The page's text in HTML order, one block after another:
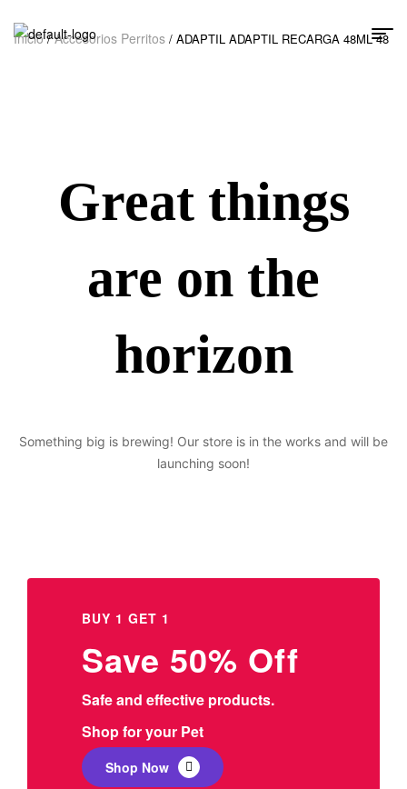
Inicio/Accesorios Perritos / ADAPTIL ADAPTIL RECARGA 48ML 48
Great things
are on the
horizon
Something big is brewing! Our store is in the works and will be
launching soon!
BUY 1 GET 1
Save 50% Off
Safe and effective products.
Shop for your Pet
Shop Now